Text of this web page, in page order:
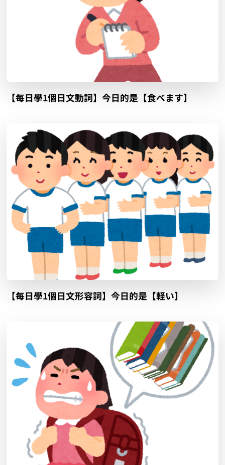
【每日學1個日文動詞】今日的是【食べます】
【每日學1個日文形容詞】今日的是【軽い】